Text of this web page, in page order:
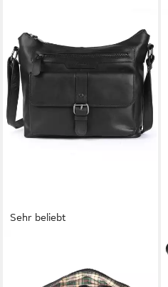
Sehr beliebt
Leder Umhängetasche